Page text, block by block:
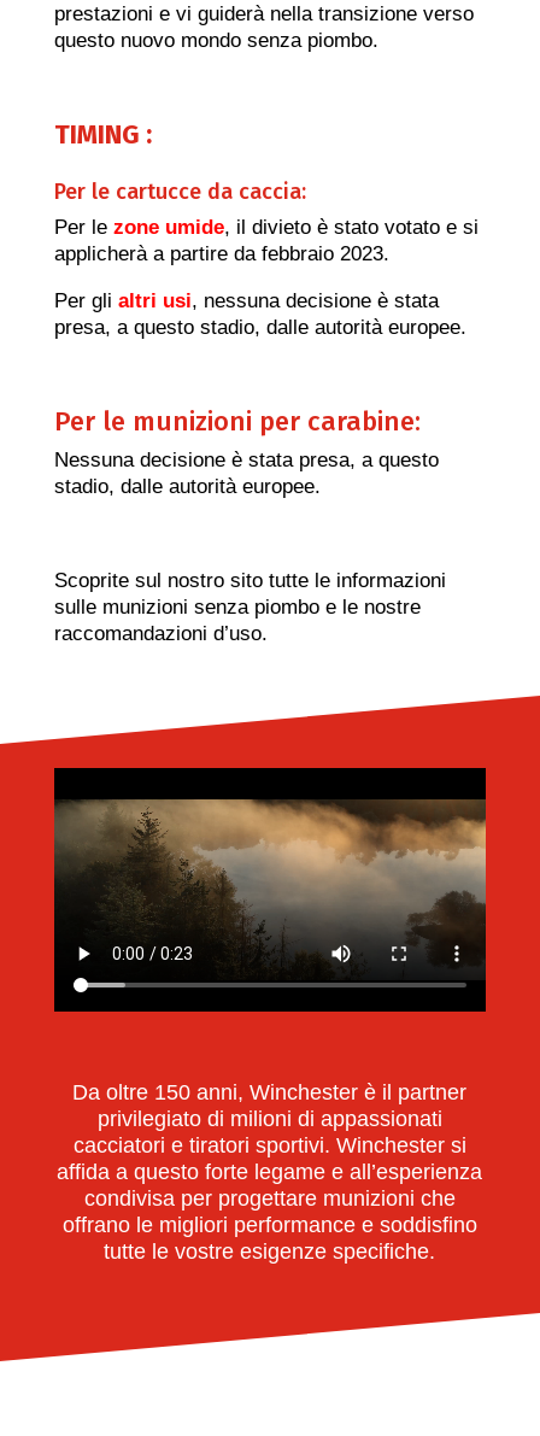
prestazioni e vi guiderà nella transizione verso
questo nuovo mondo senza piombo.
TIMING :
Per le cartucce da caccia:
Per le zone umide, il divieto è stato votato e si
applicherà a partire da febbraio 2023.
Per gli altri usi, nessuna decisione è stata
presa, a questo stadio, dalle autorità europee.
Per le munizioni per carabine:
Nessuna decisione è stata presa, a questo
stadio, dalle autorità europee.
Scoprite sul nostro sito tutte le informazioni
sulle munizioni senza piombo e le nostre
raccomandazioni d’uso.
Da oltre 150 anni, Winchester è il partner
privilegiato di milioni di appassionati
cacciatori e tiratori sportivi. Winchester si
affida a questo forte legame e all’esperienza
condivisa per progettare munizioni che
offrano le migliori performance e soddisfino
tutte le vostre esigenze specifiche.